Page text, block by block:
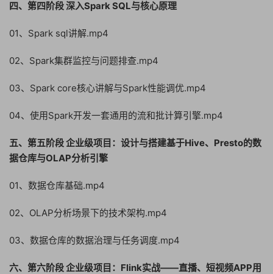
四、第四阶段 深入Spark SQL与核心原理
01、Spark sql讲解.mp4
02、Spark集群监控与问题排查.mp4
03、Spark core核心讲解与Spark性能调优.mp4
04、使用Spark开发一套通用的流和批计算引擎.mp4
五、第五阶段 企业级项目：设计与搭建基于Hive、Presto的数
据仓库与OLAP分析引擎
01、数据仓库基础.mp4
02、OLAP分析场景下的技术架构.mp4
03、数据仓库的数据治理与任务调度.mp4
六、第六阶段 企业级项目：Flink实战——直播、短视频APP用